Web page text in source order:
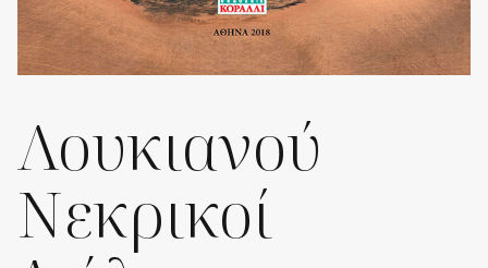
Λουκιανού
Νεκρικοί